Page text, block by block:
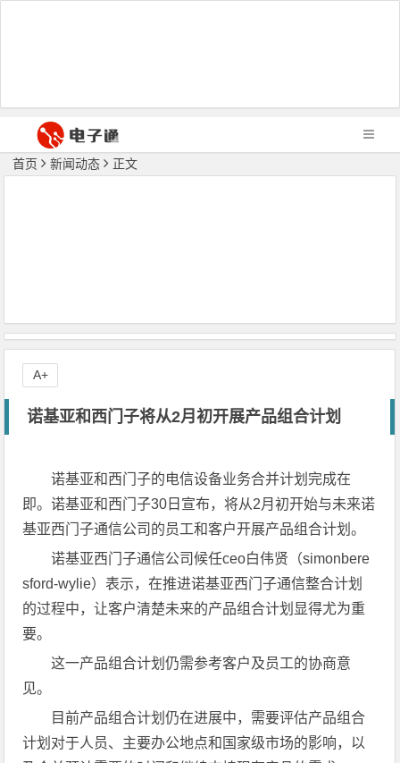
首页 新闻动态 正文
诺基亚和西门子将从2月初开展产品组合计划
诺基亚和西门子的电信设备业务合并计划完成在
即。诺基亚和西门子30日宣布，将从2月初开始与未来诺
基亚西门子通信公司的员工和客户开展产品组合计划。
诺基亚西门子通信公司候任ceo白伟贤（simonbere
sford-wylie）表示，在推进诺基亚西门子通信整合计划
的过程中，让客户清楚未来的产品组合计划显得尤为重
要。
这一产品组合计划仍需参考客户及员工的协商意
见。
目前产品组合计划仍在进展中，需要评估产品组合
计划对于人员、主要办公地点和国家级市场的影响，以
A+